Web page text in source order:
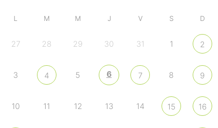
L M M J V S D
27 28 29 30 31 1 2
3 4 5 6 7 8 9
10 11 12 13 14 15 16